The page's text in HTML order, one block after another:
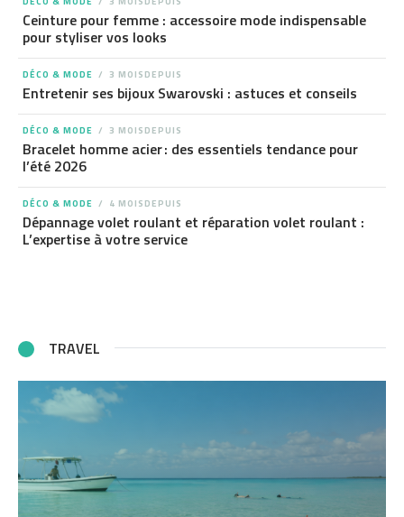
Ceinture pour femme : accessoire mode indispensable
pour styliser vos looks
DÉCO & MODE 3 MOISDEPUIS
Entretenir ses bijoux Swarovski : astuces et conseils
DÉCO & MODE 3 MOISDEPUIS
Bracelet homme acier : des essentiels tendance pour
l’été 2026
DÉCO & MODE 4 MOISDEPUIS
Dépannage volet roulant et réparation volet roulant :
L’expertise à votre service
TRAVEL